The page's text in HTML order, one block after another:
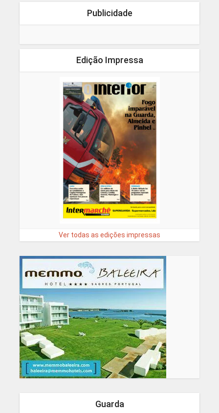
Publicidade
Edição Impressa
Ver todas as edições impressas
Guarda